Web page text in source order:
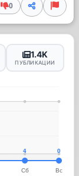
0
1.4K
ПУБЛИКАЦИИ